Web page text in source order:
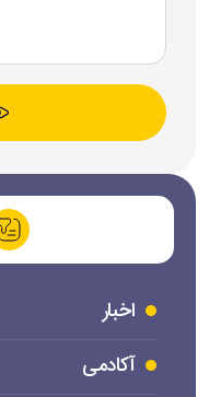
اخبار
آکادمی